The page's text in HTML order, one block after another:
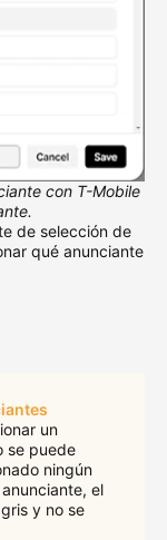
con T-Mobile
de selección de
qué anunciante
un
se puede
ningún
el
y no se